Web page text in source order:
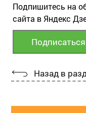
Подпишитесь на
сайта в Яндекс
Назад в